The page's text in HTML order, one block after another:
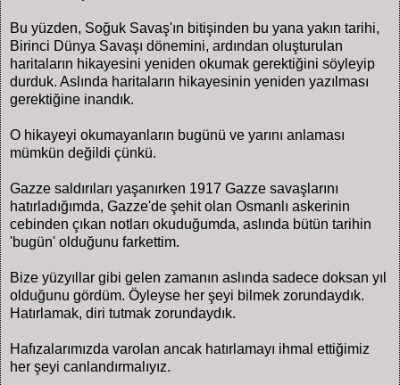
Bu yüzden, Soğuk Savaş'ın bitişinden bu yana yakın tarihi,
Birinci Dünya Savaşı dönemini, ardından oluşturulan
haritaların hikayesini yeniden okumak gerektiğini söyleyip
durduk. Aslında haritaların hikayesinin yeniden yazılması
gerektiğine inandık.
O hikayeyi okumayanların bugünü ve yarını anlaması
mümkün değildi çünkü.
Gazze saldırıları yaşanırken 1917 Gazze savaşlarını
hatırladığımda, Gazze'de şehit olan Osmanlı askerinin
cebinden çıkan notları okuduğumda, aslında bütün tarihin
'bugün' olduğunu farkettim.
Bize yüzyıllar gibi gelen zamanın aslında sadece doksan yıl
olduğunu gördüm. Öyleyse her şeyi bilmek zorundaydık.
Hatırlamak, diri tutmak zorundaydık.
Hafızalarımızda varolan ancak hatırlamayı ihmal ettiğimiz
her şeyi canlandırmalıyız.